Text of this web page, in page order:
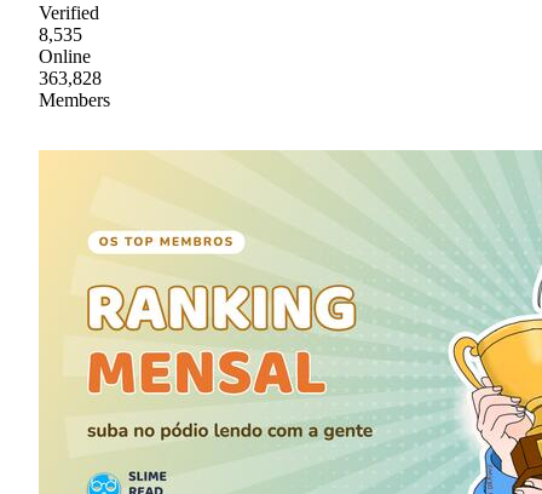
Verified
8,535
Online
363,828
Members